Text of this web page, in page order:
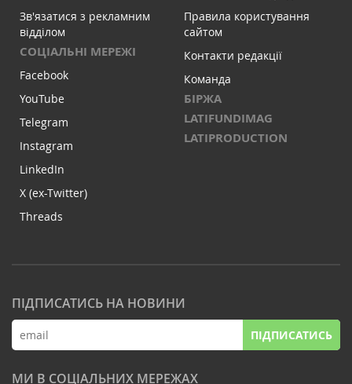
Зв'язатися з рекламним
відділом
СОЦІАЛЬНІ МЕРЕЖІ
Facebook
YouTube
Telegram
Instagram
LinkedIn
X (ex-Twitter)
Threads
Правила користування
сайтом
Контакти редакції
Команда
БІРЖА
LATIFUNDIMAG
LATIPRODUCTION
ПІДПИСАТИСЬ НА НОВИНИ
ПІДПИСАТИСЬ
МИ В СОЦІАЛЬНИХ МЕРЕЖАХ